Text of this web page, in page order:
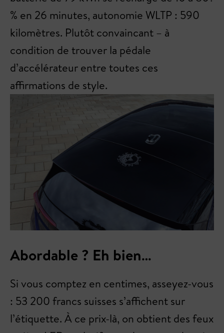
% en 26 minutes, autonomie WLTP : 590
kilomètres. Plutôt convaincant – à
condition de trouver la pédale
d’accélérateur entre toutes ces
affirmations de style.
Abordable ? Eh bien…
Si vous comptez en centimes, asseyez-vous
: 53 200 francs suisses s’affichent sur
l’étiquette. À ce prix-là, on obtient des feux